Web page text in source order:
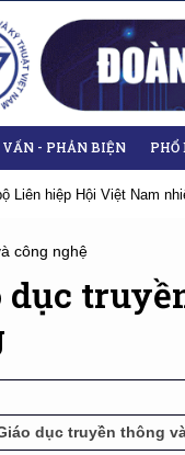
- PHẢN BIỆN
Liên hiệp Hội Việt Nam
công nghệ
dục
dục truyền thông